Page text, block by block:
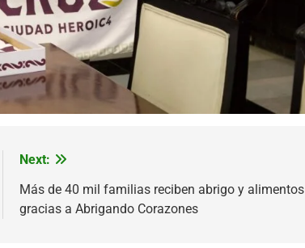
Next:
Más de 40 mil familias reciben abrigo y alimentos
gracias a Abrigando Corazones